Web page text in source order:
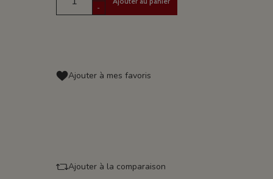
-
Ajouter à mes favoris
Ajouter à la comparaison